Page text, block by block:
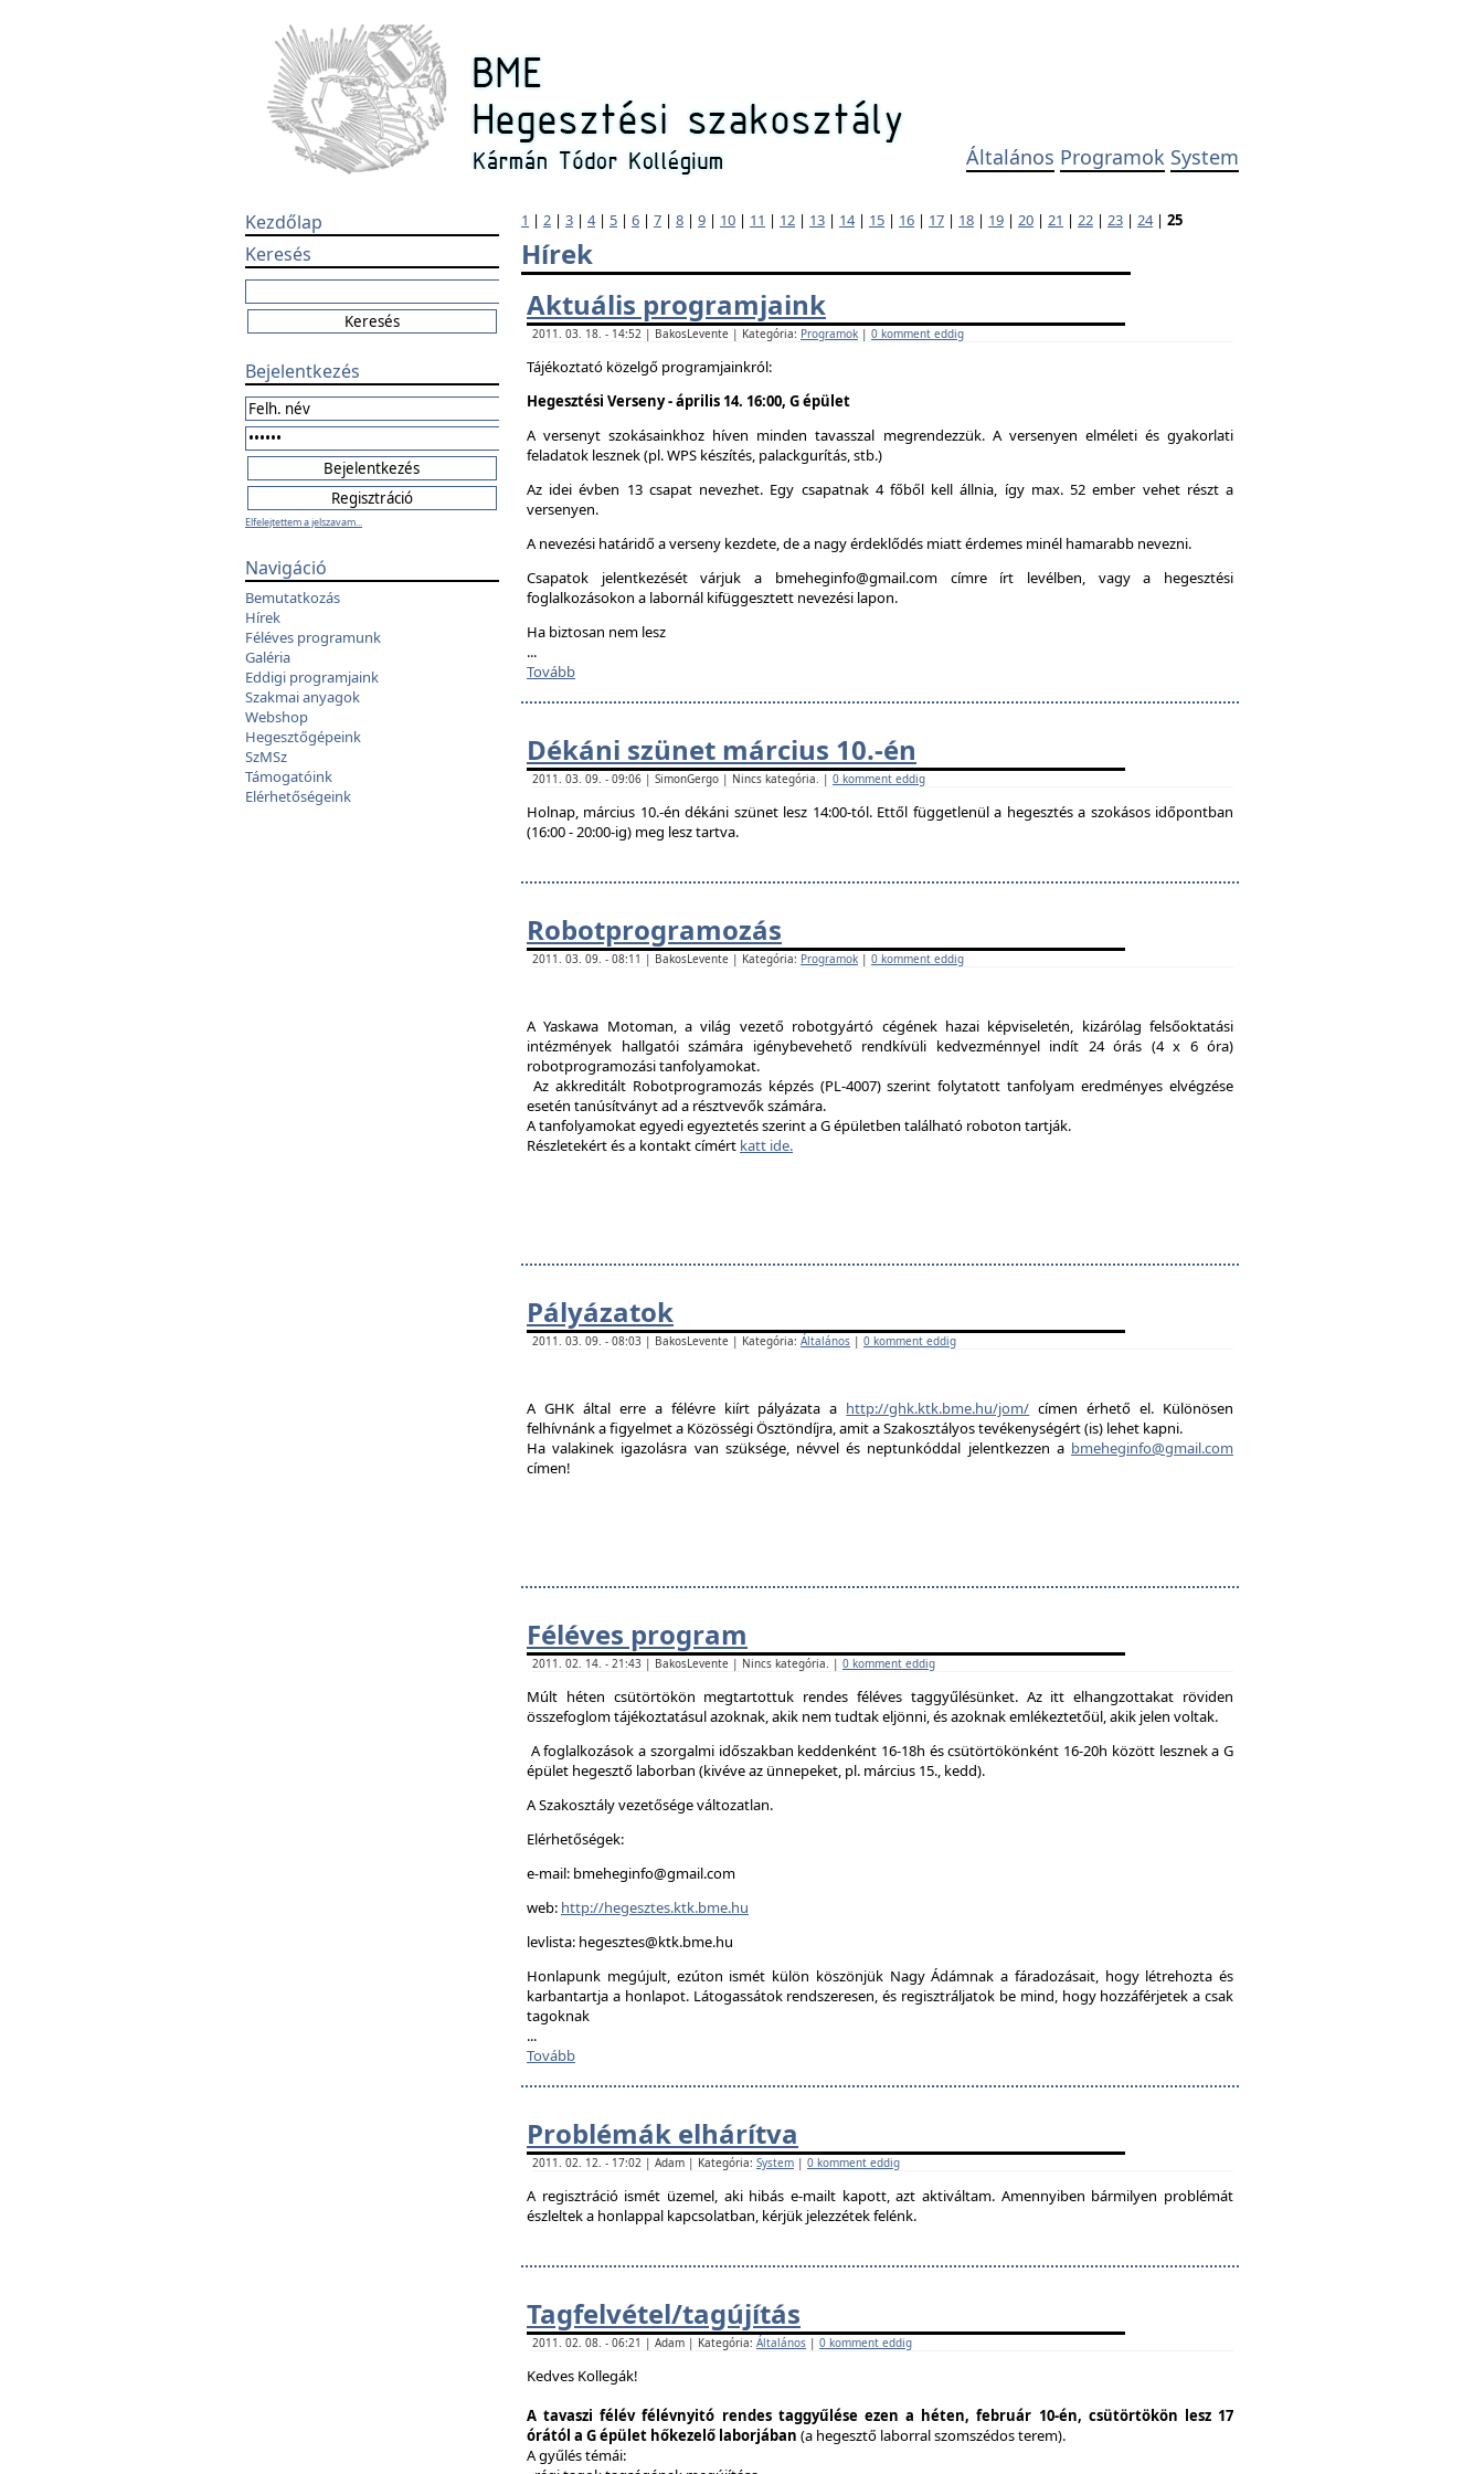
Általános Programok System
Kezdőlap
Keresés
Bejelentkezés
Elfelejtettem a jelszavam...
Navigáció
Bemutatkozás
Hírek
Féléves programunk
Galéria
Eddigi programjaink
Szakmai anyagok
Webshop
Hegesztőgépeink
SzMSz
Támogatóink
Elérhetőségeink
1 | 2 | 3 | 4| 5 | 6 | 7 | 8 | 9 | 10 | 11 | 12 | 13 | 14| 15 | 16 | 17 | 18 | 19 | 20 | 21 | 22 | 23 | 24| 25
Hírek
Aktuális programjaink
2011. 03. 18. - 14:52 | BakosLevente | Kategória: Programok | 0 komment eddig
Tájékoztató közelgő programjainkról:
Hegesztési Verseny - április 14. 16:00, G épület
A versenyt szokásainkhoz híven minden tavasszal megrendezzük. A versenyen elméleti és gyakorlati
feladatok lesznek (pl. WPS készítés, palackgurítás, stb.)
Az idei évben 13 csapat nevezhet. Egy csapatnak 4 főből kell állnia, így max. 52 ember vehet részt a
versenyen.
A nevezési határidő a verseny kezdete, de a nagy érdeklődés miatt érdemes minél hamarabb nevezni.
Csapatok jelentkezését várjuk a bmeheginfo@gmail.com címre írt levélben, vagy a hegesztési
foglalkozásokon a labornál kifüggesztett nevezési lapon.
Ha biztosan nem lesz
...
Tovább
Dékáni szünet március 10.-én
2011. 03. 09. - 09:06 | SimonGergo | Nincs kategória. | 0 komment eddig
Holnap, március 10.-én dékáni szünet lesz 14:00-tól. Ettől függetlenül a hegesztés a szokásos időpontban
(16:00 - 20:00-ig) meg lesz tartva.
Robotprogramozás
2011. 03. 09. - 08:11 | BakosLevente | Kategória: Programok | 0 komment eddig
A Yaskawa Motoman, a világ vezető robotgyártó cégének hazai képviseletén, kizárólag felsőoktatási
intézmények hallgatói számára igénybevehető rendkívüli kedvezménnyel indít 24 órás (4 x 6 óra)
robotprogramozási tanfolyamokat.
Az akkreditált Robotprogramozás képzés (PL-4007) szerint folytatott tanfolyam eredményes elvégzése
esetén tanúsítványt ad a résztvevők számára.
A tanfolyamokat egyedi egyeztetés szerint a G épületben található roboton tartják.
Részletekért és a kontakt címért katt ide.
Pályázatok
2011. 03. 09. - 08:03 | BakosLevente | Kategória: Általános | 0 komment eddig
A GHK által erre a félévre kiírt pályázata a http://ghk.ktk.bme.hu/jom/ címen érhető el. Különösen
felhívnánk a figyelmet a Közösségi Ösztöndíjra, amit a Szakosztályos tevékenységért (is) lehet kapni.
Ha valakinek igazolásra van szüksége, névvel és neptunkóddal jelentkezzen a bmeheginfo@gmail.com
címen!
Féléves program
2011. 02. 14. - 21:43 | BakosLevente | Nincs kategória. | 0 komment eddig
Múlt héten csütörtökön megtartottuk rendes féléves taggyűlésünket. Az itt elhangzottakat röviden
összefoglom tájékoztatásul azoknak, akik nem tudtak eljönni, és azoknak emlékeztetőül, akik jelen voltak.
A foglalkozások a szorgalmi időszakban keddenként 16-18h és csütörtökönként 16-20h között lesznek a G
épület hegesztő laborban (kivéve az ünnepeket, pl. március 15., kedd).
A Szakosztály vezetősége változatlan.
Elérhetőségek:
e-mail: bmeheginfo@gmail.com
web: http://hegesztes.ktk.bme.hu
levlista: hegesztes@ktk.bme.hu
Honlapunk megújult, ezúton ismét külön köszönjük Nagy Ádámnak a fáradozásait, hogy létrehozta és
karbantartja a honlapot. Látogassátok rendszeresen, és regisztráljatok be mind, hogy hozzáférjetek a csak
tagoknak
...
Tovább
Problémák elhárítva
2011. 02. 12. - 17:02 | Adam | Kategória: System | 0 komment eddig
A regisztráció ismét üzemel, aki hibás e-mailt kapott, azt aktiváltam. Amennyiben bármilyen problémát
észleltek a honlappal kapcsolatban, kérjük jelezzétek felénk.
Tagfelvétel/tagújítás
2011. 02. 08. - 06:21 | Adam | Kategória: Általános | 0 komment eddig
Kedves Kollegák!
A tavaszi félév félévnyitó rendes taggyűlése ezen a héten, február 10-én, csütörtökön lesz 17
órától a G épület hőkezelő laborjában (a hegesztő laborral szomszédos terem).
A gyűlés témái: